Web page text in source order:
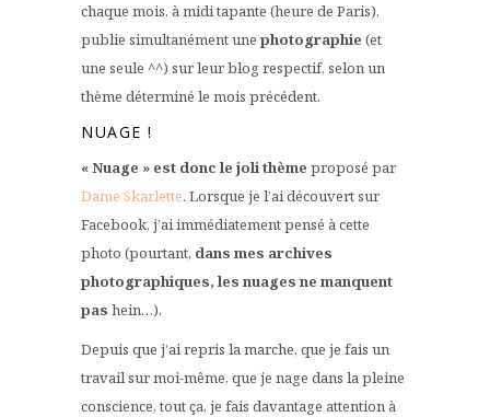
chaque mois, à midi tapante (heure de Paris),
publie simultanément une photographie (et
une seule ^^) sur leur blog respectif, selon un
thème déterminé le mois précédent.
NUAGE !
« Nuage » est donc le joli thème proposé par
Dame Skarlette. Lorsque je l’ai découvert sur
Facebook, j’ai immédiatement pensé à cette
photo (pourtant, dans mes archives
photographiques, les nuages ne manquent
pas hein…).
Depuis que j’ai repris la marche, que je fais un
travail sur moi-même, que je nage dans la pleine
conscience, tout ça, je fais davantage attention à